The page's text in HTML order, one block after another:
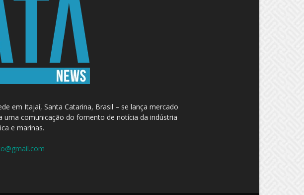
em Itajaí, Santa Catarina, Brasil – se lança mercado
uma comunicação do fomento de notícia da indústria
e marinas.